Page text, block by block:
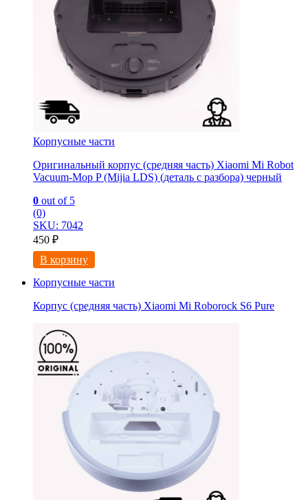
Корпусные части
Оригинальный корпус (средняя часть) Xiaomi Mi Robot
Vacuum-Mop P (Mijia LDS) (деталь с разбора) черный
0 out of 5
(0)
SKU: 7042
450 ₽
В корзину
Корпусные части
Корпус (средняя часть) Xiaomi Mi Roborock S6 Pure